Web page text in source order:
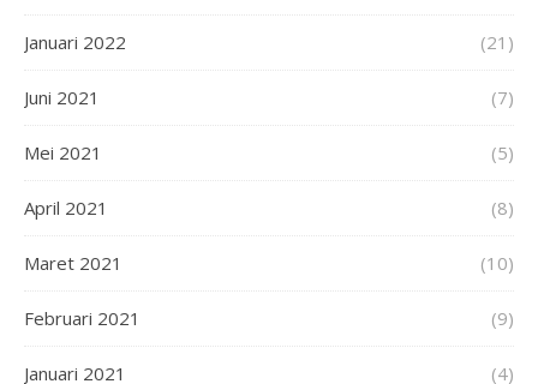
Januari 2022 (21)
Juni 2021 (7)
Mei 2021 (5)
April 2021 (8)
Maret 2021 (10)
Februari 2021 (9)
Januari 2021 (4)